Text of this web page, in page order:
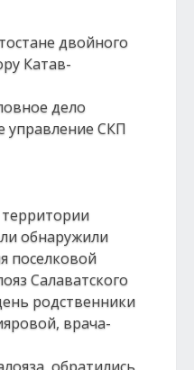
двойного
Катав-
дело
управление СКП
обнаружили
поселковой
Салаватского
родственники
врача-